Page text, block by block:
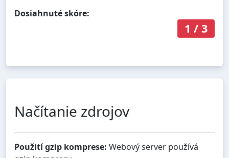
Dosiahnuté skóre:
1 / 3
Načítanie zdrojov
Použití gzip komprese: Webový server používá